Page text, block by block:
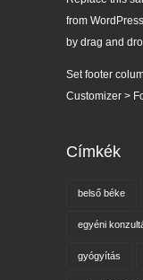
from
by drag and
Set footer
Customizer >
Címkék
belső béke
egyéni
gyógyítás